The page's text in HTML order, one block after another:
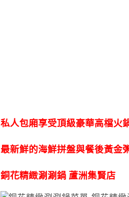
私人包廂享受頂級豪華高檔火
最新鮮的海鮮拼盤與餐後黃金
銅花精緻涮涮鍋 蘆洲集賢店